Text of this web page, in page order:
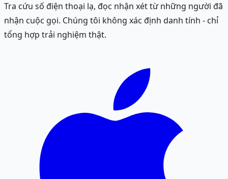
Tra cứu số điện thoại lạ, đọc nhận xét từ những người đã
nhận cuộc gọi. Chúng tôi không xác định danh tính - chỉ
tổng hợp trải nghiệm thật.